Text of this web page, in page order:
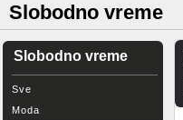
Slobodno vreme
Slobodno vreme
Sve
Moda